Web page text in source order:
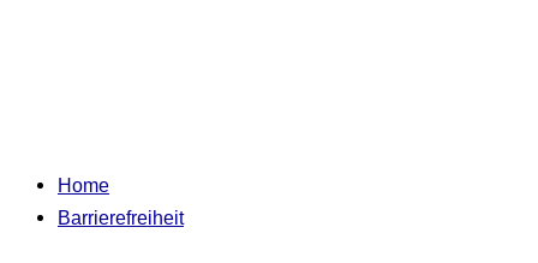
Home
Barrierefreiheit